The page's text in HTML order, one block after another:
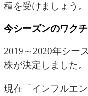
種を受けましょう。
今シーズンのワク
2019～2020年シー
株が決定しました。
現在「インフルエ